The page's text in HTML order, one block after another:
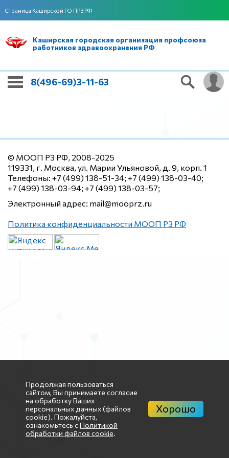
Страница Каширской ГО ПРЗ РФ
Каширская городская организация профсоюза
работников здравоохранения РФ
8(496-69)3-11-63
© МООП РЗ РФ, 2008-2025
119331, г. Москва, ул. Марии Ульяновой, д. 9, корп. 1
Телефоны: +7 (499) 138-51-34; +7 (499) 138-03-40;
+7 (499) 138-03-94; +7 (499) 138-03-57;
Электронный адрес: mail@mooprz.ru
Политика конфиденциальности МООП РЗ РФ
Продолжая пользоваться
сайтом, Вы принимаете согласие
на обработку Ваших
персональных данных (файлов
cookie). Пожалуйста,
ознакомьтесь сПолитикой
обработки файлов cookie.
Хорошо